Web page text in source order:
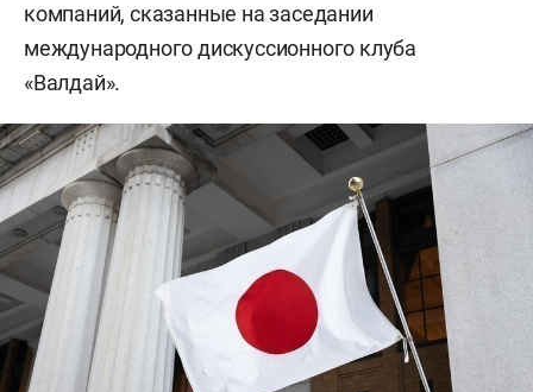
компаний, сказанные на заседании
международного дискуссионного клуба
«Валдай».